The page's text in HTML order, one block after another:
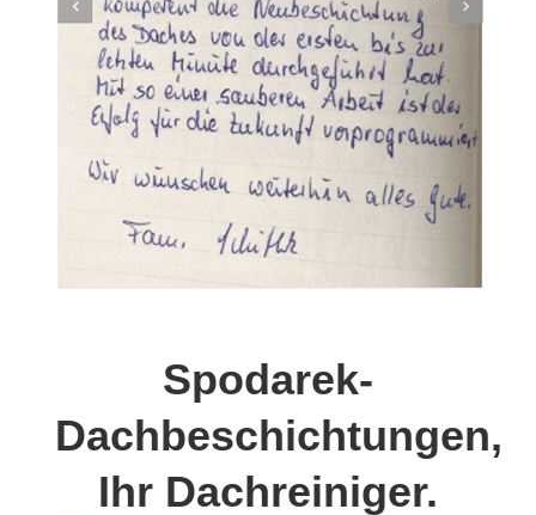
Spodarek-
Dachbeschichtungen,
Ihr Dachreiniger.